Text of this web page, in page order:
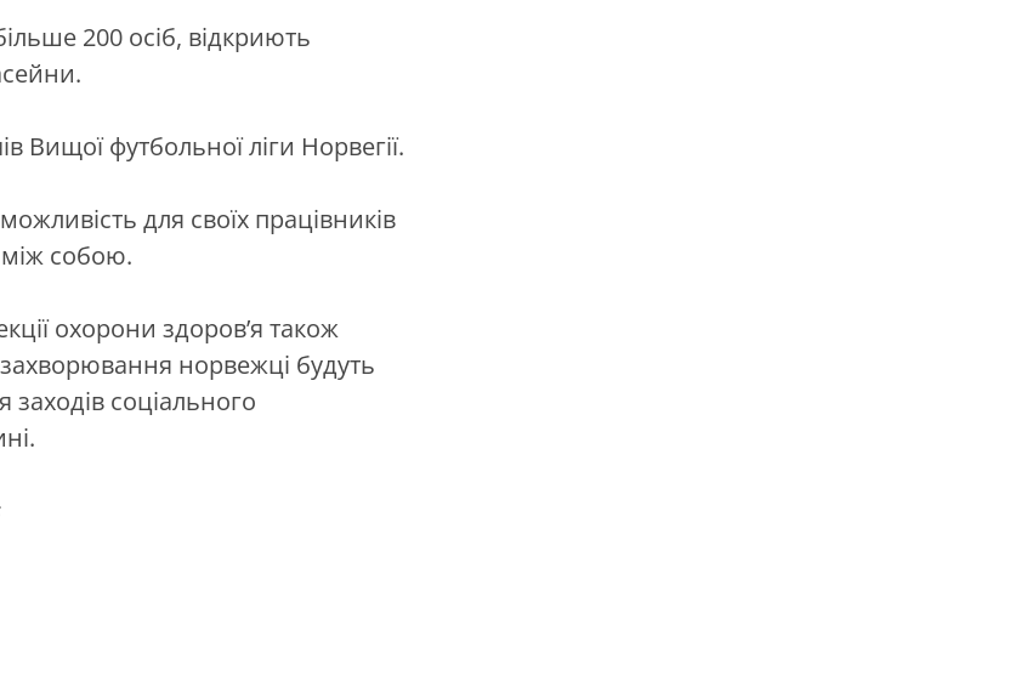
200 осіб, відкриють
Вищої футбольної ліги Норвегії.
для своїх працівників
собою.
охорони здоров’я також
норвежці будуть
соціального